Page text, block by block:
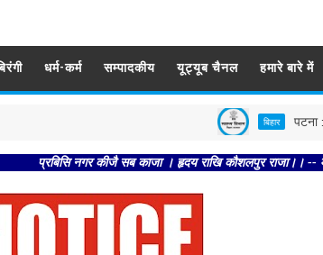
धर्म-कर्म सम्पादकीय यूट्यूब चैनल हमारे बारे में
बिहार पटना : बेगूसराय
नगर कीजै सब काजा । हृदय राखि कौशलपुर राजा।। -- मंगल भवन